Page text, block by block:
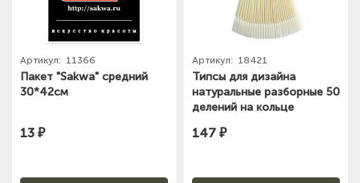
Артикул: 11366
Пакет "Sakwa" средний
30*42см
13 ₽
Артикул: 18421
Типсы для дизайна
натуральные разборные 50
делений на кольце
147 ₽